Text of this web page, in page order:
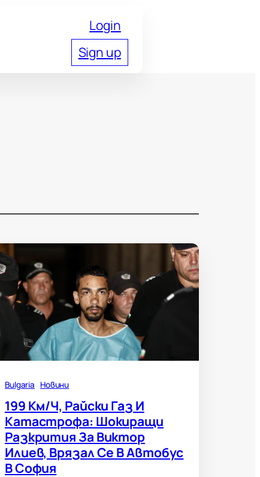
Login
Sign up
Bulgaria Новини
199 Км/ч, Райски Газ И
Катастрофа: Шокиращи
Разкрития За Виктор
Илиев, Врязал Се В Автобус
В София